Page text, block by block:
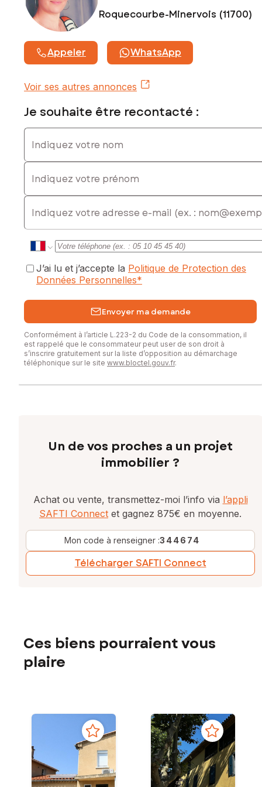
Contactez votre conseiller SAFTI : Marie-Ange BENAROYA,
Tél. : 0615210304, E-mail : marie-ange.benaroya@safti.fr - EI
- Agent commercial immatriculé au RSAC de Carcassonne
Roquecourbe-Minervois (11700)
Appeler WhatsApp
Voir ses autres annonces
Je souhaite être recontacté :
Indiquez votre nom
Indiquez votre prénom
E-mail
J’ai lu et j’accepte la Politique de Protection des
Données Personnelles*
Envoyer ma demande
Conformément à l’article L.223-2 du Code de la consommation, il
est rappelé que le consommateur peut user de son droit à
s’inscrire gratuitement sur la liste d’opposition au démarchage
téléphonique sur le site www.bloctel.gouv.fr.
Un de vos proches a un projet
immobilier ?
Achat ou vente, transmettez-moi l’info via l’appli
SAFTI Connect et gagnez 875€ en moyenne.
Mon code à renseigner :344674
Télécharger SAFTI Connect
Ces biens pourraient vous
plaire